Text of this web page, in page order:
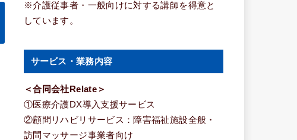
※介護従事者・一般向けに対する講師を得意と
しています。
サービス・業務内容
＜合同会社Relate＞
①医療介護DX導入支援サービス
②顧問リハビリサービス：障害福祉施設全般・
訪問マッサージ事業者向け